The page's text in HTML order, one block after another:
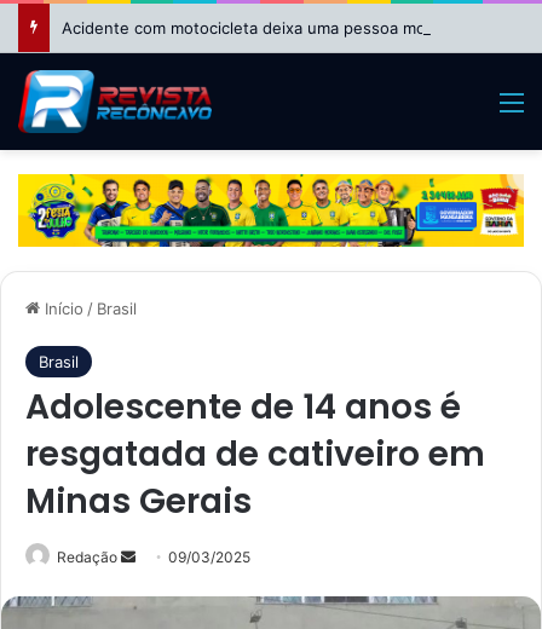
Início / Brasil
Brasil
Adolescente de 14 anos é
resgatada de cativeiro em
Minas Gerais
Redação
Mande
e-
09/03/2025